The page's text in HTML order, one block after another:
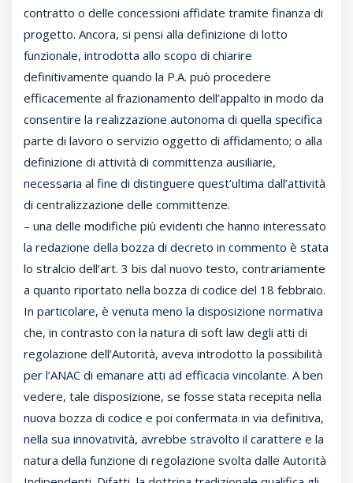
contratto o delle concessioni affidate tramite finanza di
progetto. Ancora, si pensi alla definizione di lotto
funzionale, introdotta allo scopo di chiarire
definitivamente quando la P.A. può procedere
efficacemente al frazionamento dell’appalto in modo da
consentire la realizzazione autonoma di quella specifica
parte di lavoro o servizio oggetto di affidamento; o alla
definizione di attività di committenza ausiliarie,
necessaria al fine di distinguere quest’ultima dall’attività
di centralizzazione delle committenze.
– una delle modifiche più evidenti che hanno interessato
la redazione della bozza di decreto in commento è stata
lo stralcio dell’art. 3 bis dal nuovo testo, contrariamente
a quanto riportato nella bozza di codice del 18 febbraio.
In particolare, è venuta meno la disposizione normativa
che, in contrasto con la natura di soft law degli atti di
regolazione dell’Autorità, aveva introdotto la possibilità
per l’ANAC di emanare atti ad efficacia vincolante. A ben
vedere, tale disposizione, se fosse stata recepita nella
nuova bozza di codice e poi confermata in via definitiva,
nella sua innovatività, avrebbe stravolto il carattere e la
natura della funzione di regolazione svolta dalle Autorità